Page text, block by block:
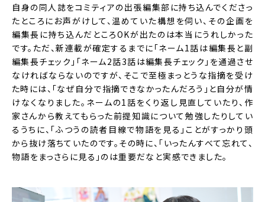
自身の同人誌をコミティアの出張編集部に持ち込んでくださっ
たところにお声がけして、温めていた構想を伺い、その企画を
編集長に持ち込んだところOKが出たのは本当にうれしかった
です。ただ、新連載が確定するまでに「ネーム1話は編集長と副
編集長チェック」「ネーム2話3話は編集長チェック」を通過させ
なければならないのですが、そこで至極まっとうな指摘を受け
た時には、「なぜ自分で指摘できなかったんだろう」と自分が情
けなくなりました。ネームの1話をくり返し見直していたり、作
家さんから教えてもらった前提知識について勉強したりしてい
るうちに、「ふつうの読者目線で物語を見る」ことがすっかり頭
から抜け落ちていたのです。その時に、「いったんすべて忘れて、
物語をまっさらに見る」のは重要だなと実感できました。